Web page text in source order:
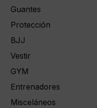
Guantes
Protección
BJJ
Vestir
GYM
Entrenadores
Misceláneos